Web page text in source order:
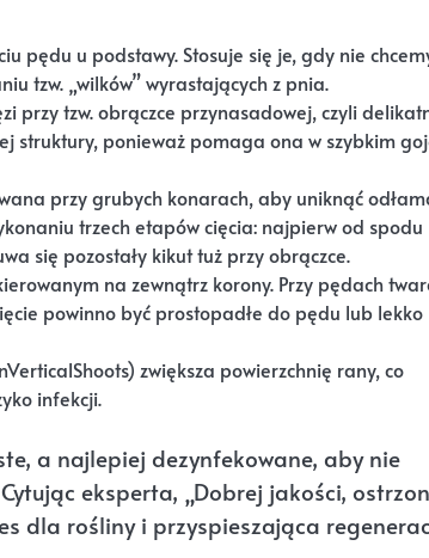
pędu u podstawy. Stosuje się je, gdy nie
tzw. „wilków” wyrastających z pnia.
przy tzw. obrączce przynasadowej, czyli
struktury, ponieważ pomaga ona w szybkim
przy grubych konarach, aby uniknąć
trzech etapów cięcia: najpierw od
się pozostały kikut tuż przy obrączce.
na zewnątrz korony. Przy pędach
powinno być prostopadłe do pędu lub lekko
zwiększa powierzchnię rany, co
infekcji.
a najlepiej dezynfekowane, aby nie
eksperta, „Dobrej jakości,
dla rośliny i przyspieszająca